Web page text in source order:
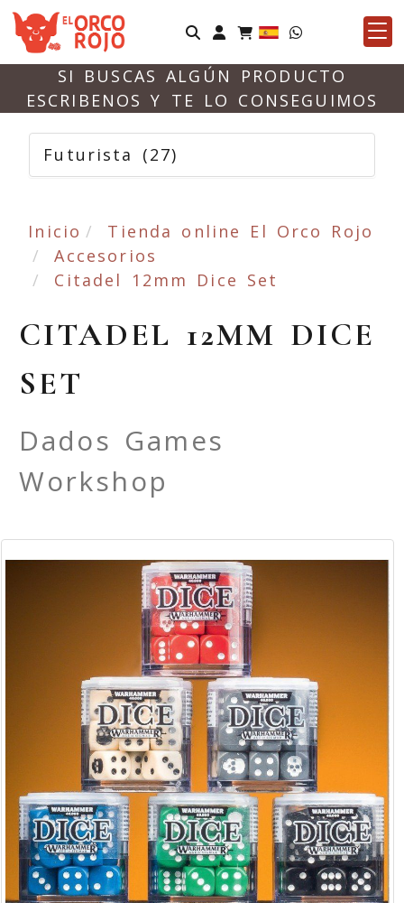
Identifícate
SI BUSCAS ALGÚN PRODUCTO
ESCRIBENOS Y TE LO CONSEGUIMOS
Futurista (27)
Inicio
Tienda online El Orco Rojo
Accesorios
Citadel 12mm Dice Set
CITADEL 12MM DICE
SET
Dados Games
Workshop